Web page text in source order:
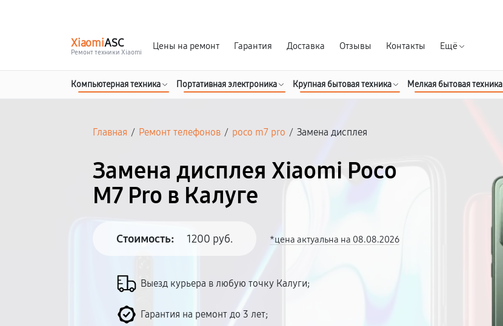
XiaomiASC
Ремонт техники Xiaomi
Цены на ремонт Гарантия Доставка Отзывы Контакты Ещё
Компьютерная техника Портативная электроника Крупная бытовая техника Мелкая бытовая техника
Главная / Ремонт телефонов / poco m7 pro / Замена дисплея
Замена дисплея Xiaomi Poco
M7 Pro в Калуге
Стоимость: 1200 руб. *цена актуальна на 08.08.2026
Выезд курьера в любую точку Калуги;
Гарантия на ремонт до 3 лет;